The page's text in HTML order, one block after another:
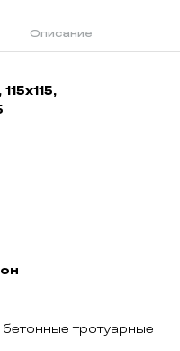
Описание
тротуарные